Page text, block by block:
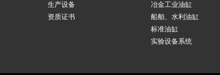
生产设备
资质证书
冶金工业油缸
船舶、水利油缸
标准油缸
实验设备系统